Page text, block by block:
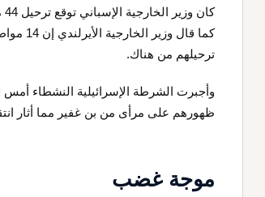
كما
ترحيلهم من هناك.
وأجبرت الشرطة الإسرائيلية النشطاء
ظهورهم على مرأى من بن غفير مما أثار
موجة غضب